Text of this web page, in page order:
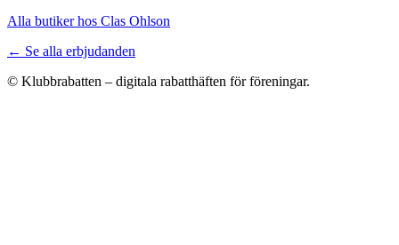
Alla butiker hos Clas Ohlson
← Se alla erbjudanden
© Klubbrabatten – digitala rabatthäften för föreningar.